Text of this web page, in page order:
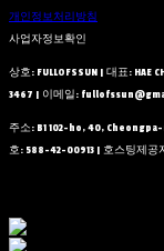
개인정보처리방침
사업자정보확인
상호: FULLOFSSUN | 대표: HAE
3467 | 이메일:
주소: B1 102-ho, 40,
호: 588-42-00913 | 호스팅제공